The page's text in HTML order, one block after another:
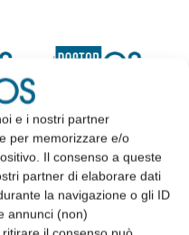
e i nostri partner
per memorizzare e/o
Il consenso a queste
partner di elaborare dati
la navigazione o gli ID
annunci (non)